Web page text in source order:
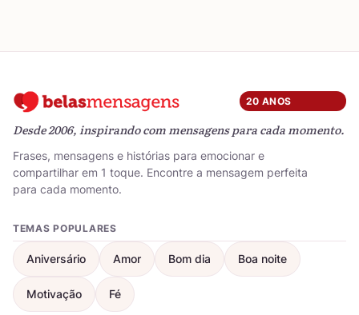
20 ANOS
Desde 2006, inspirando com mensagens para cada momento.
Frases, mensagens e histórias para emocionar e
compartilhar em 1 toque. Encontre a mensagem perfeita
para cada momento.
TEMAS POPULARES
Aniversário Amor Bom dia Boa noite
Motivação Fé